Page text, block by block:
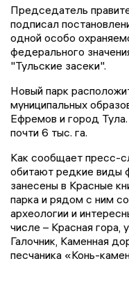
Председатель
подписал
одной особо
федерального
"Тульские засеки".
Новый парк
муниципальных
Ефремов и город
почти 6 тыс. га.
Как сообщает пресс-
обитают редкие виды
занесены в Красные
парка и рядом с ним
археологии и
числе – Красная гора,
Галочник, Каменная
песчаника «Конь-